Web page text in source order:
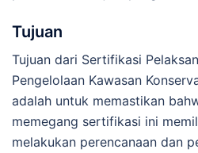
Tujuan
Tujuan dari Sertifikasi
Pengelolaan Kawasan
adalah untuk memastikan
memegang sertifikasi ini
melakukan perencanaan dan